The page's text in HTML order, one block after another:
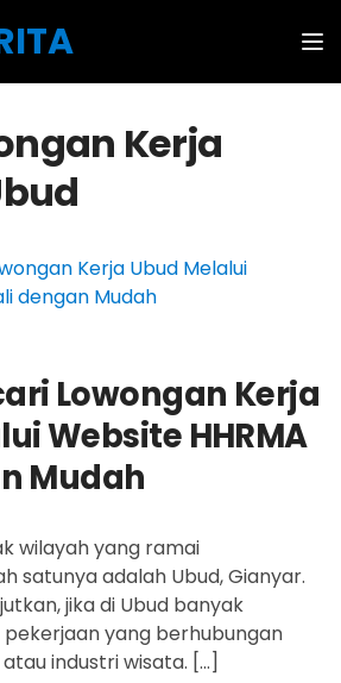
Kerja
Lowongan Kerja
Website HHRMA
Mudah
wilayah yang ramai
satunya adalah Ubud, Gianyar.
jika di Ubud banyak
yang berhubungan
industri wisata. […]